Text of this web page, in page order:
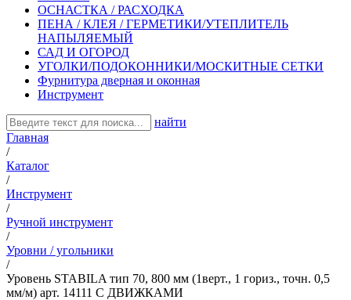
ОСНАСТКА / РАСХОДКА
ПЕНА / КЛЕЯ / ГЕРМЕТИКИ/УТЕПЛИТЕЛЬ
НАПЫЛЯЕМЫЙ
САД И ОГОРОД
УГОЛКИ/ПОДОКОННИКИ/МОСКИТНЫЕ СЕТКИ
Фурнитура дверная и оконная
Инструмент
найти
Главная
/
Каталог
/
Инструмент
/
Ручной инструмент
/
Уровни / угольники
/
Уровень STABILA тип 70, 800 мм (1верт., 1 гориз., точн. 0,5
мм/м) арт. 14111 С ДВИЖКАМИ